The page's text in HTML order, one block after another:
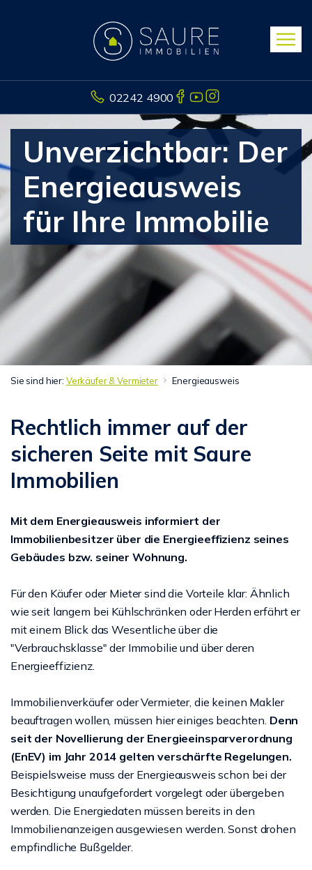
02242 4900
Unverzichtbar: Der
Energieausweis
für Ihre Immobilie
Sie sind hier: Verkäufer & Vermieter Energieausweis
Rechtlich immer auf der
sicheren Seite mit Saure
Immobilien
Mit dem Energieausweis informiert der
Immobilienbesitzer über die Energieeffizienz seines
Gebäudes bzw. seiner Wohnung.
Für den Käufer oder Mieter sind die Vorteile klar: Ähnlich
wie seit langem bei Kühlschränken oder Herden erfährt er
mit einem Blick das Wesentliche über die
"Verbrauchsklasse" der Immobilie und über deren
Energieeffizienz.
Immobilienverkäufer oder Vermieter, die keinen Makler
beauftragen wollen, müssen hier einiges beachten. Denn
seit der Novellierung der Energieeinsparverordnung
(EnEV) im Jahr 2014 gelten verschärfte Regelungen.
Beispielsweise muss der Energieausweis schon bei der
Besichtigung unaufgefordert vorgelegt oder übergeben
werden. Die Energiedaten müssen bereits in den
Immobilienanzeigen ausgewiesen werden. Sonst drohen
empfindliche Bußgelder.